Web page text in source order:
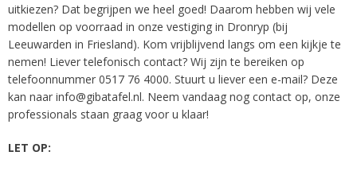
uitkiezen? Dat begrijpen we heel goed! Daarom hebben wij vele
modellen op voorraad in onze vestiging in Dronryp (bij
Leeuwarden in Friesland). Kom vrijblijvend langs om een kijkje te
nemen! Liever telefonisch contact? Wij zijn te bereiken op
telefoonnummer 0517 76 4000. Stuurt u liever een e-mail? Deze
kan naar info@gibatafel.nl. Neem vandaag nog contact op, onze
professionals staan graag voor u klaar!
LET OP: